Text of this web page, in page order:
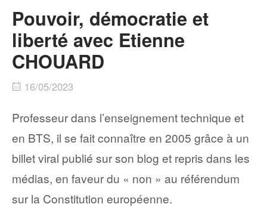
Pouvoir, démocratie et
liberté avec Etienne
CHOUARD
16/05/2023
Professeur dans l’enseignement technique et
en BTS, il se fait connaître en 2005 grâce à un
billet viral publié sur son blog et repris dans les
médias, en faveur du « non » au référendum
sur la Constitution européenne.